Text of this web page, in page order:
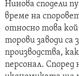
Нинова сподели
време на
относно това кой
торови заводи са
производства,
персонал.